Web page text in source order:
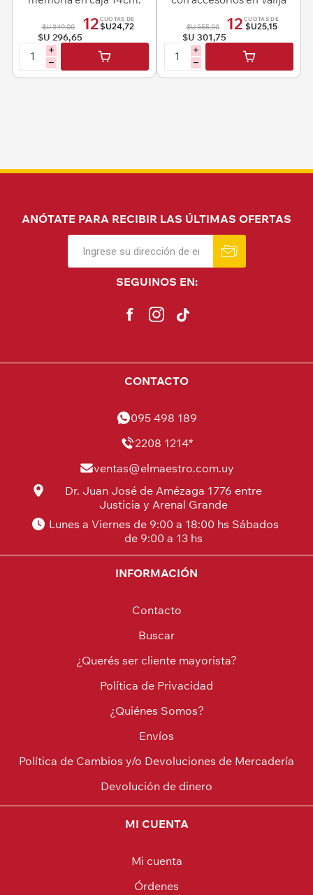
$U 349,00
$U 296,65
12 CUOTAS DE
$U24,72
i
h
$U 355,00
$U 301,75
12 CUOTAS DE
$U25,15
i
h
ANÓTATE PARA RECIBIR LAS ÚLTIMAS OFERTAS
SEGUINOS EN:
CONTACTO
095 498 189
2208 1214*
ventas@elmaestro.com.uy
Dr. Juan José de Amézaga 1776 entre
Justicia y Arenal Grande
Lunes a Viernes de 9:00 a 18:00 hs Sábados
de 9:00 a 13 hs
INFORMACIÓN
Contacto
Buscar
¿Querés ser cliente mayorista?
Política de Privacidad
¿Quiénes Somos?
Envíos
Política de Cambios y/o Devoluciones de Mercadería
Devolución de dinero
MI CUENTA
Mi cuenta
Órdenes